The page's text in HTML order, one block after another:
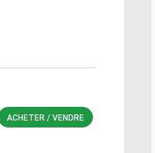
ACHETER / VENDRE